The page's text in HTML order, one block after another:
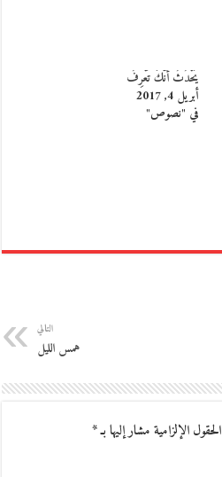
يَحْدُثُ أنَّكَ تَعْرِفُ
أبريل 4, 2017
في "نصوص"
التالي
همس الليل
الحقول الإلزامية مشار إليها بـ*